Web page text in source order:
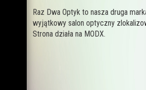
Raz Dwa Optyk to nasza druga
wyjątkowy salon optyczny
Strona działa na MODX.